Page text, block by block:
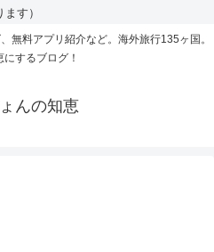
す）
無料アプリ紹介など。海外旅行135ヶ国。
するブログ！
んの知恵